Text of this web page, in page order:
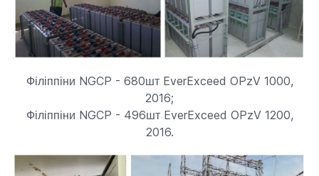
Філіппіни NGCP - 680шт EverExceed OPzV 1000,
2016;
Філіппіни NGCP - 496шт EverExceed OPzV 1200,
2016.